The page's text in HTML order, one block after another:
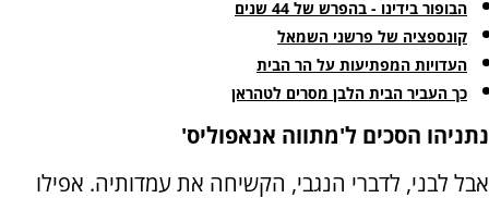
הבופור בידינו - בהפרש של 44 שנים
קונספציה של פרשני השמאל
העדויות המפתיעות על הר הבית
כך העביר הבית הלבן מסרים לטהראן
נתניהו הסכים ל'מתווה אנאפוליס'
אבל לבני, לדברי הנגבי, הקשיחה את עמדותיה. אפילו